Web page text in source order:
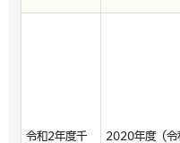
令和2年度千
2020年度（令